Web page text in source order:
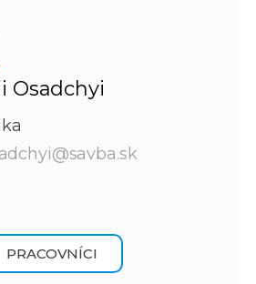
Osadchyi
PRACOVNÍCI